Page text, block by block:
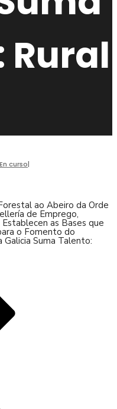
Rural
En curso|
ao Abeiro da Orde
de Emprego,
as Bases que
o Fomento do
Suma Talento: